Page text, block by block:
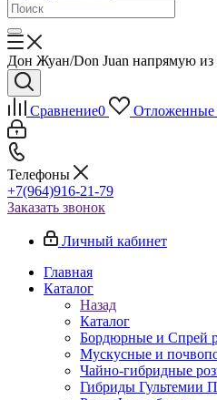
Дон Жуан/Don Juan напрямую из
Сравнение0 Отложенные
Телефоны
+7(964)916-21-79
Заказать звонок
Личный кабинет
Главная
Каталог
Назад
Каталог
Бордюрные и Спрей
Мускусные и
Чайно-гибридные
Гибриды Гультемии